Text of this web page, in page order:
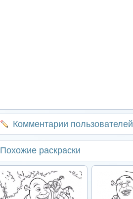
Комментарии пользователей
Похожие раскраски